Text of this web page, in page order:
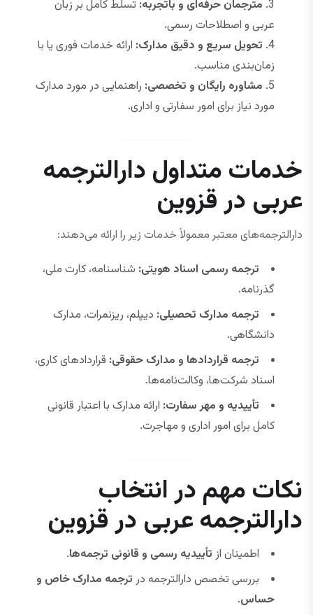
مترجمان حرفه‌ای و باتجربه: تسلط کامل بر زبان
عربی و اصطلاحات رسمی.
تحویل سریع و دقیق مدارک: ارائه خدمات فوری یا با
زمان‌بندی مناسب.
مشاوره رایگان و تخصصی: راهنمایی در مورد مدارک
مورد نیاز برای امور سفارتی و اداری.
خدمات متداول دارالترجمه
عربی در قزوین
دارالترجمه‌های معتبر معمولاً خدمات زیر را ارائه می‌دهند:
ترجمه رسمی اسناد هویتی: شناسنامه، کارت ملی،
گذرنامه.
ترجمه مدارک تحصیلی: دیپلم، ریزنمرات، مدارک
دانشگاهی.
ترجمه قراردادها و مدارک حقوقی: قراردادهای کاری،
اسناد شرکت‌ها، وکالت‌نامه‌ها.
تأییدیه و مهر سفارت: ارائه مدارک با اعتبار قانونی
کامل برای امور اداری و مهاجرت.
نکات مهم در انتخاب
دارالترجمه عربی در قزوین
اطمینان از تأییدیه رسمی و قانونی ترجمه‌ها.
بررسی تخصص دارالترجمه در ترجمه مدارک خاص و
حساس.